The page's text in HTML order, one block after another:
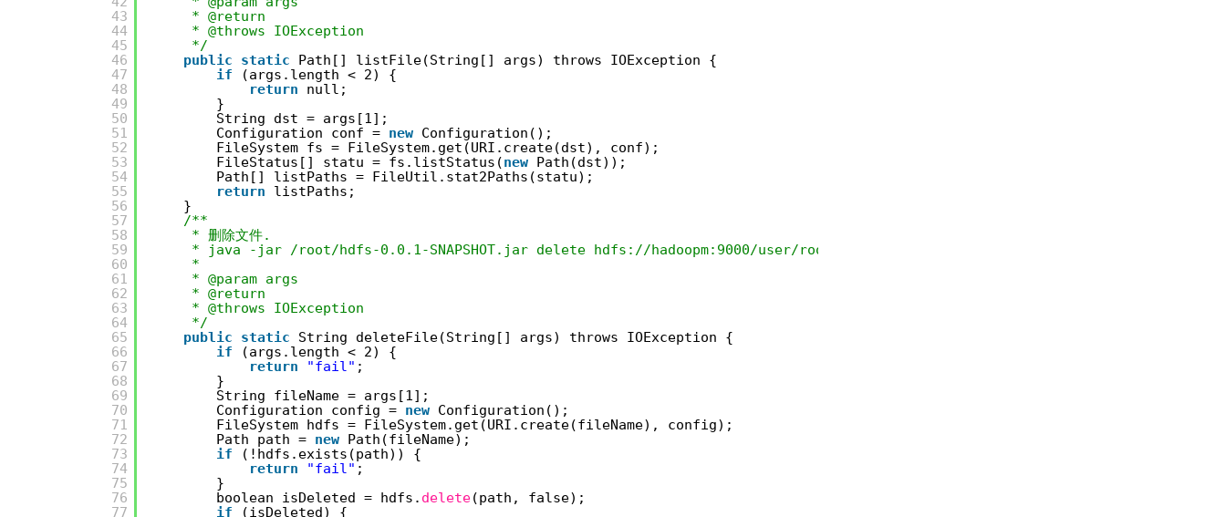
43
44
45
46
47
48
49
50
51
52
53
54
55
56
57
58
59
60
61
62
63
64
65
66
67
68
69
70
71
72
73
74
75
76
77
* @return
* @throws IOException
*/
public
static
Path[] listFile(String[] args) throws IOException {
if
(args.length < 2) {
return
null;
}
String dst = args[1];
Configuration conf = new Configuration();
FileSystem fs = FileSystem.get(URI.create(dst), conf);
FileStatus[] statu = fs.listStatus(new Path(dst));
Path[] listPaths = FileUtil.stat2Paths(statu);
return
listPaths;
}
/**
* 删除文件.
* java -jar /root/hdfs-0.0.1-SNAPSHOT.jar delete hdfs://hadoopm:9000/user/root/upload/12390po.txt
*
* @param args
* @return
* @throws IOException
*/
public
static
String deleteFile(String[] args) throws IOException {
if
(args.length < 2) {
return
"fail" ;
}
String fileName = args[1];
Configuration config = new Configuration();
FileSystem hdfs = FileSystem.get(URI.create(fileName), config);
Path path = new Path(fileName);
if
(!hdfs.exists(path)) {
return
"fail" ;
}
boolean isDeleted = hdfs. delete(path, false);
if
(isDeleted) {